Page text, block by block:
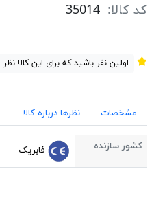
کد کالا: 35014
اولین نفر باشید که برای این کالا
مشخصات نظرها درباره کالا
کشور سازنده فابریک